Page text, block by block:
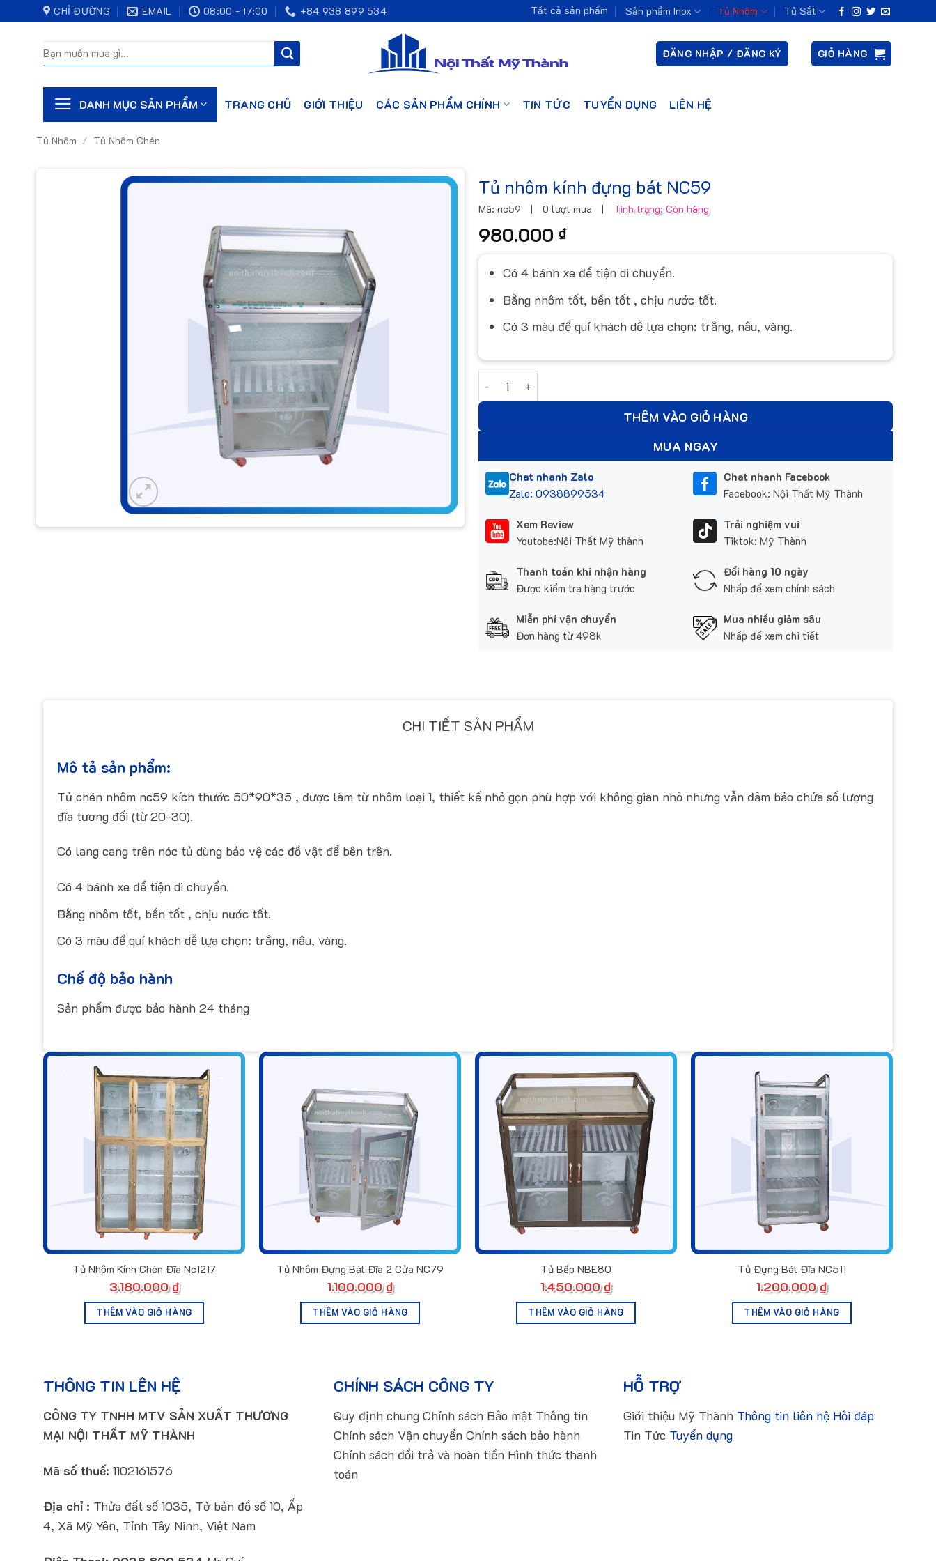
CHỈ ĐƯỜNG EMAIL 08:00 - 17:00 +84 938 899 534 Tất cả sản phẩm Sản phẩm Inox Tủ Nhôm Tủ Sắt
Tìm
kiếm:
ĐĂNG NHẬP / ĐĂNG KÝ GIỎ HÀNG
DANH MỤC SẢN PHẨM TRANG CHỦ GIỚI THIỆU CÁC SẢN PHẨM CHÍNH TIN TỨC TUYỂN DỤNG LIÊN HỆ
Tủ Nhôm / Tủ Nhôm Chén
Tủ nhôm kính đựng bát NC59
Mã: nc59 | 0 lượt mua | Tình trạng: Còn hàng
980.000 ₫
Có 4 bánh xe để tiện di chuyển.
Bằng nhôm tốt, bền tốt , chịu nước tốt.
Có 3 màu để quí khách dễ lựa chọn: trắng, nâu, vàng.
THÊM VÀO GIỎ HÀNG
MUA NGAY
Chat nhanh Zalo
Zalo: 0938899534
Chat nhanh Facebook
Facebook: Nội Thất Mỹ Thành
Xem Review
Youtobe:Nội Thất Mỹ thành
Trải nghiệm vui
Tiktok: Mỹ Thành
Thanh toán khi nhận hàng
Được kiểm tra hàng trước
Đổi hàng 10 ngày
Nhấp để xem chính sách
Miễn phí vận chuyển
Đơn hàng từ 498k
Mua nhiều giảm sâu
Nhấp để xem chi tiết
CHI TIẾT SẢN PHẨM
Mô tả sản phẩm:
Tủ chén nhôm nc59 kích thước 50*90*35 , được làm từ nhôm loại 1, thiết kế nhỏ gọn phù hợp với không gian nhỏ nhưng vẫn đảm bảo chứa số lượng
đĩa tương đối (từ 20-30).
Có lang cang trên nóc tủ dùng bảo vệ các đồ vật để bên trên.
Có 4 bánh xe để tiện di chuyển.
Bằng nhôm tốt, bền tốt , chịu nước tốt.
Có 3 màu để quí khách dễ lựa chọn: trắng, nâu, vàng.
Chế độ bảo hành
Sản phẩm được bảo hành 24 tháng
Tủ Nhôm Kính Chén Đĩa Nc1217
3.180.000₫
THÊM VÀO GIỎ HÀNG
Tủ Nhôm Đựng Bát Đĩa 2 Cửa NC79
1.100.000₫
THÊM VÀO GIỎ HÀNG
Tủ Bếp NBE80
1.450.000₫
THÊM VÀO GIỎ HÀNG
Tủ Đựng Bát Đĩa NC511
1.200.000₫
THÊM VÀO GIỎ HÀNG
THÔNG TIN LÊN HỆ
CÔNG TY TNHH MTV SẢN XUẤT THƯƠNG
MẠI NỘI THẤT MỸ THÀNH
Mã số thuế: 1102161576
Địa chỉ : Thửa đất số 1035, Tờ bản đồ số 10, Ấp
4, Xã Mỹ Yên, Tỉnh Tây Ninh, Việt Nam
CHÍNH SÁCH CÔNG TY
Quy định chung Chính sách Bảo mật Thông tin
Chính sách Vận chuyển Chính sách bảo hành
Chính sách đổi trả và hoàn tiền Hình thức thanh
toán
HỖ TRỢ
Giới thiệu Mỹ Thành Thông tin liên hệ Hỏi đáp
Tin Tức Tuyển dụng